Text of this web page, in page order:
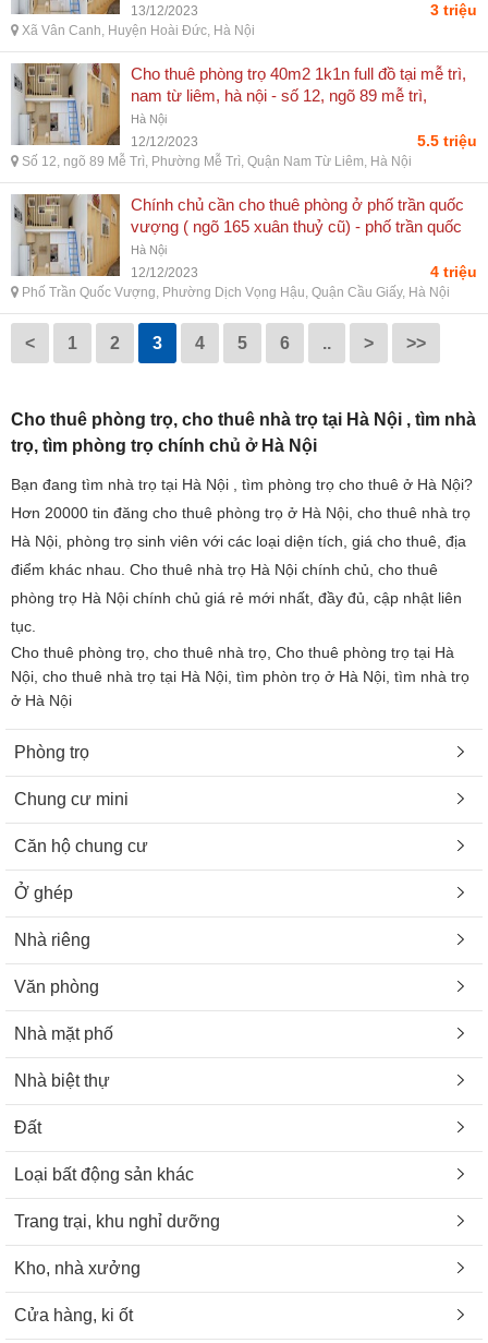
13/12/2023 3 triệu
Xã Vân Canh, Huyện Hoài Đức, Hà Nội
Cho thuê phòng trọ 40m2 1k1n full đồ tại mễ trì,
nam từ liêm, hà nội - số 12, ngõ 89 mễ trì,
phường mễ trì, quận nam từ liêm, hà nội
Hà Nội
12/12/2023 5.5 triệu
Số 12, ngõ 89 Mễ Trì, Phường Mễ Trì, Quận Nam Từ Liêm, Hà Nội
Chính chủ cần cho thuê phòng ở phố trần quốc
vượng ( ngõ 165 xuân thuỷ cũ) - phố trần quốc
vượng, phường dịch vọng hậu, quận cầu giấy,
hà nội
Hà Nội
12/12/2023 4 triệu
Phố Trần Quốc Vượng, Phường Dịch Vọng Hậu, Quận Cầu Giấy, Hà Nội
< 1 2 3 4 5 6 .. > >>
Cho thuê phòng trọ, cho thuê nhà trọ tại Hà Nội , tìm nhà
trọ, tìm phòng trọ chính chủ ở Hà Nội
Bạn đang tìm nhà trọ tại Hà Nội , tìm phòng trọ cho thuê ở Hà Nội?
Hơn 20000 tin đăng cho thuê phòng trọ ở Hà Nội, cho thuê nhà trọ
Hà Nội, phòng trọ sinh viên với các loại diện tích, giá cho thuê, địa
điểm khác nhau. Cho thuê nhà trọ Hà Nội chính chủ, cho thuê
phòng trọ Hà Nội chính chủ giá rẻ mới nhất, đầy đủ, cập nhật liên
tục.
Cho thuê phòng trọ, cho thuê nhà trọ, Cho thuê phòng trọ tại Hà
Nội, cho thuê nhà trọ tại Hà Nội, tìm phòn trọ ở Hà Nội, tìm nhà trọ
ở Hà Nội
Phòng trọ
Chung cư mini
Căn hộ chung cư
Ở ghép
Nhà riêng
Văn phòng
Nhà mặt phố
Nhà biệt thự
Đất
Loại bất động sản khác
Trang trại, khu nghỉ dưỡng
Kho, nhà xưởng
Cửa hàng, ki ốt